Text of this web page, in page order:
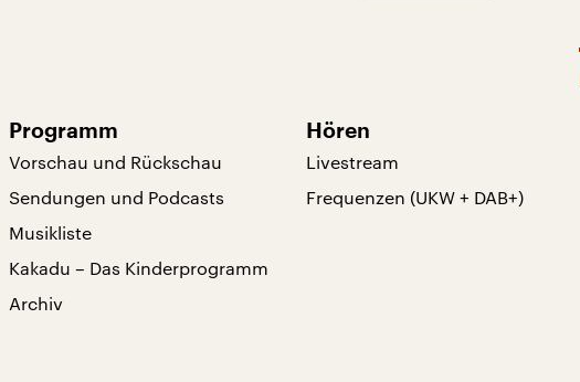
Programm
Vorschau und Rückschau
Sendungen und Podcasts
Musikliste
Kakadu – Das Kinderprogramm
Archiv
Hören
Livestream
Frequenzen (UKW + DAB+)